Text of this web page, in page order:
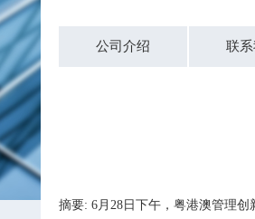
公司介绍 联
摘要: 6月28日下午，粤港澳管理